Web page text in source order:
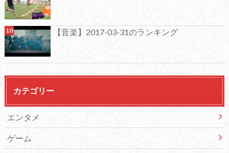
【音楽】2017-03-31のランキング
カテゴリー
エンタメ
ゲーム